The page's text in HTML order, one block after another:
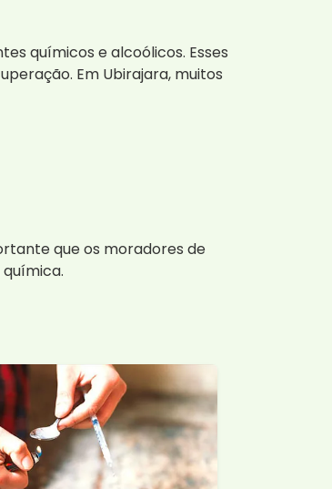
químicos e alcoólicos. Esses
Em Ubirajara, muitos
que os moradores de